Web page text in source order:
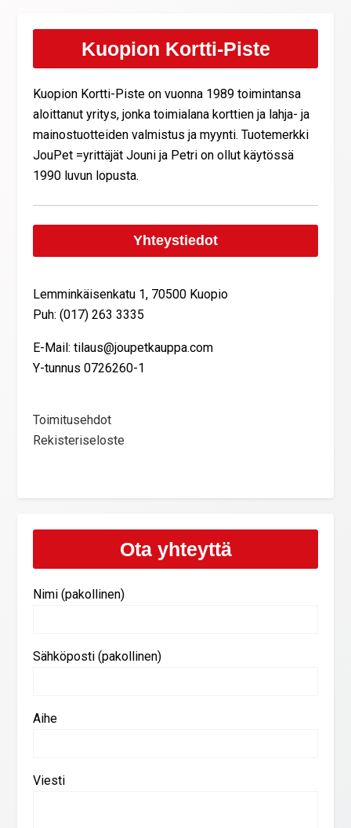
Kuopion Kortti-Piste
Kuopion Kortti-Piste on vuonna 1989 toimintansa
aloittanut yritys, jonka toimialana korttien ja lahja- ja
mainostuotteiden valmistus ja myynti. Tuotemerkki
JouPet =yrittäjät Jouni ja Petri on ollut käytössä
1990 luvun lopusta.
Yhteystiedot
Lemminkäisenkatu 1, 70500 Kuopio
Puh: (017) 263 3335
E-Mail: tilaus@joupetkauppa.com
Y-tunnus 0726260-1
Toimitusehdot
Rekisteriseloste
Ota yhteyttä
Nimi (pakollinen)
Sähköposti (pakollinen)
Aihe
Viesti